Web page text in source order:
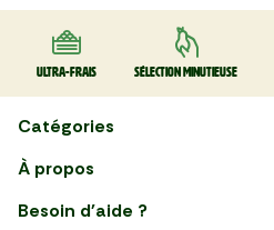
La Salade de gnocchi,
mozzarella et serrano
La Pinsa Burrata Pesto
Le Carpaccio de Boeuf
La Kafta sauce tahini 🇯🇴
La Salade de chou rouge
thaï au poulet
Le Club sandwich
Le Taboulé végétal
La Salade de haricots verts
La Tarte Fraîche au Thon
Le Poke bowl au saumon et
légumes croquants 🇺🇸
Ultra-frais Sélection minutieuse
Catégories
Faire ses courses en ligne
À propos
Besoin d'aide ?